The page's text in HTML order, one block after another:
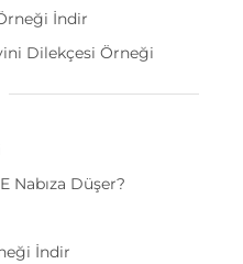
İndir
Dilekçesi Örneği
Nabıza Düşer?
İndir